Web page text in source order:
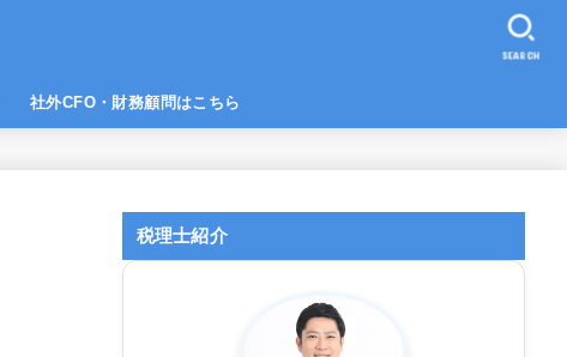
社外CFO・財務顧問はこちら
SEARCH
税理士紹介